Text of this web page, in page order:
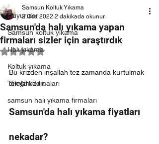
Duyurular
Samsun koltuk yıkama
Halı yıkama
Koltuk yıkama
Temizlik firmaları
samsun halı yıkama firmaları
Samsun'da halı yıkama yapan
firmaları sizler için araştırdık
Samsun Koltuk Yıkama
2 Oca 2022 2 dakikada okunur
5 üzerinden NaN yıldız
Bu krizden inşallah tez zamanda kurtulmak
dileğimizdir.
Samsun'da halı yıkama fiyatları
nekadar?